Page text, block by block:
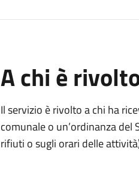
A chi è
Il servizio è rivolto a chi ha
comunale o un’ordinanza del
rifiuti o sugli orari delle